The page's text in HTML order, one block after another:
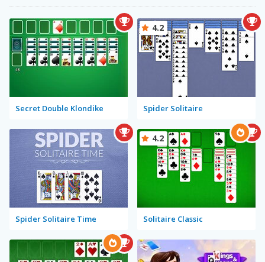
Secret Double Klondike Spider Solitaire
4.2
Spider Solitaire Time Solitaire Classic
4.2